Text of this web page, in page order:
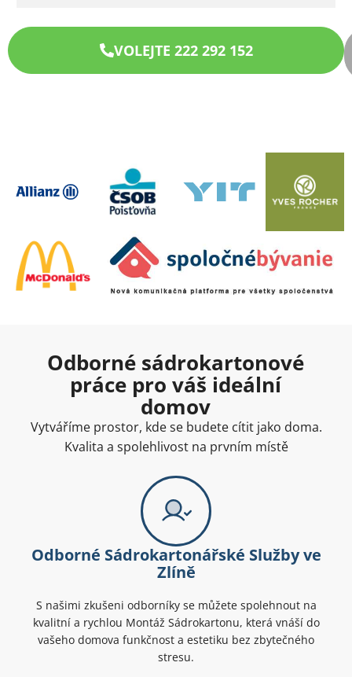
VOLEJTE 222 292 152
Odborné sádrokartonové
práce pro váš ideální
domov
Vytváříme prostor, kde se budete cítit jako doma.
Kvalita a spolehlivost na prvním místě
Odborné Sádrokartonářské Služby ve
Zlíně
S našimi zkušeni odborníky se můžete spolehnout na
kvalitní a rychlou Montáž Sádrokartonu, která vnáší do
vašeho domova funkčnost a estetiku bez zbytečného
stresu.